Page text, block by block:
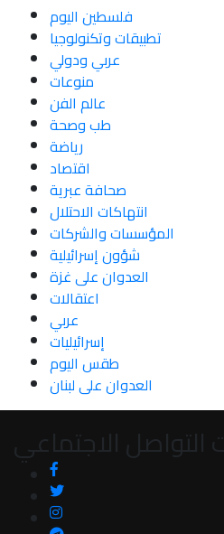
فلسطين اليوم
تطبيقات وتكنولوجيا
عربي ودولي
منوعات
عالم الفن
طب وصحة
رياضة
اقتصاد
صحافة عبرية
انتهاكات الاحتلال
المؤسسات والشركات
شؤون إسرائيلية
العدوان على غزة
اعتقالات
عربي
إسرائيليات
طقس اليوم
العدوان على لبنان
التواصل الاجتماعي